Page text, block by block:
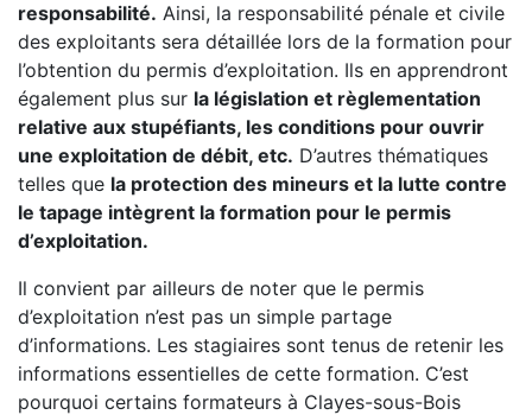
responsabilité. Ainsi, la responsabilité pénale et civile
des exploitants sera détaillée lors de la formation pour
l’obtention du permis d’exploitation. Ils en apprendront
également plus sur la législation et règlementation
relative aux stupéfiants, les conditions pour ouvrir
une exploitation de débit, etc. D’autres thématiques
telles que la protection des mineurs et la lutte contre
le tapage intègrent la formation pour le permis
d’exploitation.
Il convient par ailleurs de noter que le permis
d’exploitation n’est pas un simple partage
d’informations. Les stagiaires sont tenus de retenir les
informations essentielles de cette formation. C’est
pourquoi certains formateurs à Clayes-sous-Bois